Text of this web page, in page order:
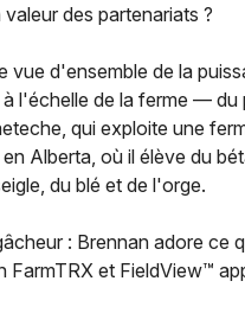
valeur des partenariats ?
vue d'ensemble de la
l'échelle de la ferme — du
qui exploite une
Alberta, où il élève du
du blé et de l'orge.
: Brennan adore ce
FarmTRX et FieldView™